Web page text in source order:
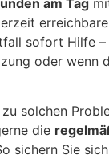
am Tag
sofort Hilfe
oder wenn
solchen
die
sichern Sie